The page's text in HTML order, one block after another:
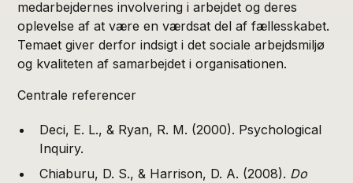
medarbejdernes involvering i arbejdet og deres
oplevelse af at være en værdsat del af fællesskabet.
Temaet giver derfor indsigt i det sociale arbejdsmiljø
og kvaliteten af samarbejdet i organisationen.
Centrale referencer
Deci, E. L., & Ryan, R. M. (2000). Psychological
Inquiry.
Chiaburu, D. S., & Harrison, D. A. (2008). Do